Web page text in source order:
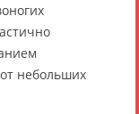
небольших